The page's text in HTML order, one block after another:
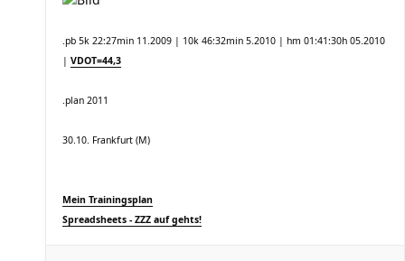
.pb 5k 22:27min 11.2009 | 10k 46:32min 5.2010 | hm 01:41:30h 05.2010
| VDOT=44,3
.plan 2011
30.10. Frankfurt (M)
Mein Trainingsplan
Spreadsheets - ZZZ auf gehts!